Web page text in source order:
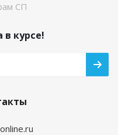
СП
в курсе!